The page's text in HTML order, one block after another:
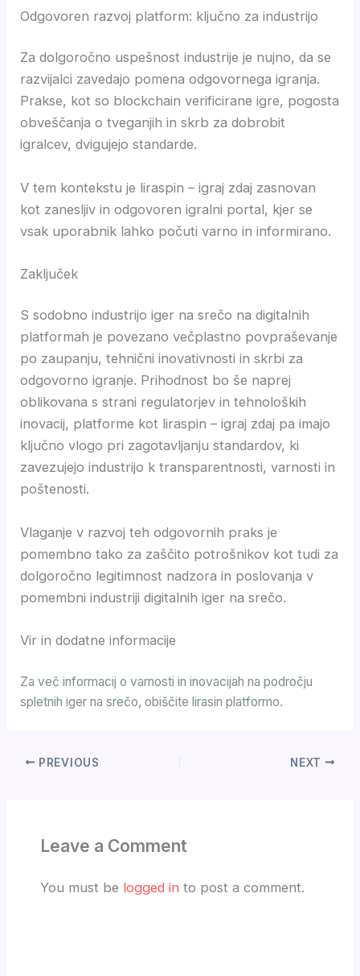
Odgovoren razvoj platform: ključno za industrijo
Za dolgoročno uspešnost industrije je nujno, da se
razvijalci zavedajo pomena odgovornega igranja.
Prakse, kot so blockchain verificirane igre, pogosta
obveščanja o tveganjih in skrb za dobrobit
igralcev, dvigujejo standarde.
V tem kontekstu je liraspin – igraj zdaj zasnovan
kot zanesljiv in odgovoren igralni portal, kjer se
vsak uporabnik lahko počuti varno in informirano.
Zaključek
S sodobno industrijo iger na srečo na digitalnih
platformah je povezano večplastno povpraševanje
po zaupanju, tehnični inovativnosti in skrbi za
odgovorno igranje. Prihodnost bo še naprej
oblikovana s strani regulatorjev in tehnoloških
inovacij, platforme kot liraspin – igraj zdaj pa imajo
ključno vlogo pri zagotavljanju standardov, ki
zavezujejo industrijo k transparentnosti, varnosti in
poštenosti.
Vlaganje v razvoj teh odgovornih praks je
pomembno tako za zaščito potrošnikov kot tudi za
dolgoročno legitimnost nadzora in poslovanja v
pomembni industriji digitalnih iger na srečo.
Vir in dodatne informacije
Za več informacij o varnosti in inovacijah na področju
spletnih iger na srečo, obiščite lirasin platformo.
PREVIOUS NEXT
Leave a Comment
You must be logged in to post a comment.